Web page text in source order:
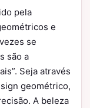
pela
e
se
são a
Seja através
geométrico,
A beleza